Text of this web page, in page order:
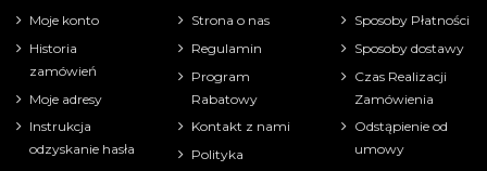
Moje konto
Historia
zamówień
Moje adresy
Instrukcja
odzyskanie hasła
Strona o nas
Regulamin
Program
Rabatowy
Kontakt z nami
Polityka
Sposoby Płatności
Sposoby dostawy
Czas Realizacji
Zamówienia
Odstąpienie od
umowy